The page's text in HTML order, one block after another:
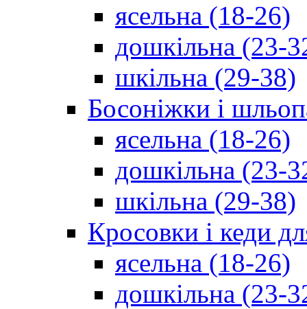
ясельна (18-26)
дошкільна (23-
шкільна (29-38)
Босоніжки і
ясельна (18-26)
дошкільна (23-
шкільна (29-38)
Кросовки і кеди
ясельна (18-26)
дошкільна (23-